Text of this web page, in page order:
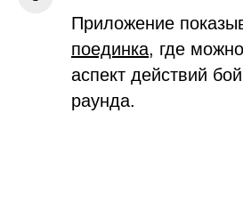
Приложение
поединка, где
аспект действий
раунда.